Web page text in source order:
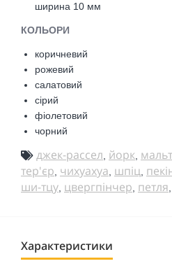
ширина 10 мм
КОЛЬОРИ
коричневий
рожевий
салатовий
сірий
фіолетовий
чорний
джек-рассел йорк
тер'єр чихуахуа шпіц
ши-тцу цвергпінчер петля
Характеристики